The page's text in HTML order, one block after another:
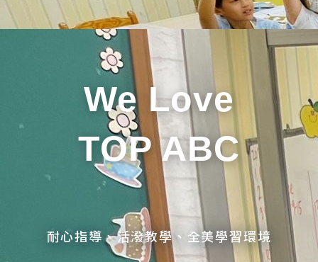
We Love
TOP ABC
耐心指導、活潑教學、全美學習環境